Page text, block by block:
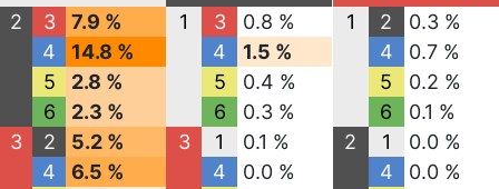
2
3
7.9 %
4
14.8 %
5
2.8 %
6
2.3 %
3
2
5.2 %
4
6.5 %
1
3
0.8 %
4
1.5 %
5
0.4 %
6
0.3 %
3
1
0.1 %
4
0.0 %
1
2
0.3 %
4
0.7 %
5
0.2 %
6
0.1 %
2
1
0.0 %
4
0.0 %